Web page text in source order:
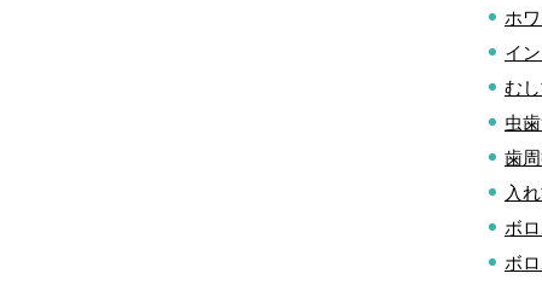
ホ
イ
む
虫
歯
入
ボ
ボ